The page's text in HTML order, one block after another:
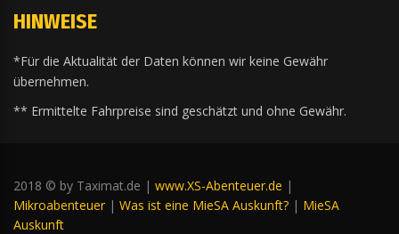
HINWEISE
*Für die Aktualität der Daten können wir keine Gewähr
übernehmen.
** Ermittelte Fahrpreise sind geschätzt und ohne Gewähr.
2018 © by Taximat.de | www.XS-Abenteuer.de |
Mikroabenteuer | Was ist eine MieSA Auskunft? | MieSA
Auskunft